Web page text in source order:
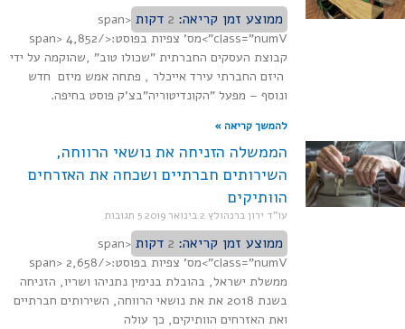
ממוצע זמן קריאה:2 דקות
<span
class="numV">מס' צפיות בפוסט:</span> 4,852
קבוצת העסקים החברתית "שכולו טוב" ,שהוקמה על ידי
היזם החברתי עירד אייכלר , פתחה אמש מיזם חדש
ונוסף – מפעל "הקונדיטוריה"בצ'ק פוסט בחיפה.
להמשך קריאה »
הממשלה הזניחה את נושאי הרווחה,
השירותים חברתיים ושכחה את האזרחים
הוותיקים
עו"ד ירון ברנהולץ2 בינואר 2019 5 תגובות
ממוצע זמן קריאה:2 דקות
<span
class="numV">מס' צפיות בפוסט:</span> 2,658
ממשלת ישראל, בהובלת בנימין נתניהו ושריו, הזניחה
בשנת 2018 את את נושאי הרווחה, השירותים חברתיים
ואת האזרחים הוותיקים, כך עולה